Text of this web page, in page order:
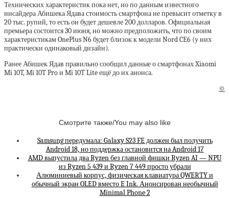
Технических характеристик пока нет, но по данным известного
инсайдера Абишека Ядава стоимость смартфона не превысит отметку в
20 тыс. рупий, то есть он будет дешевле 200 долларов. Официальная
премьера состоится 30 июня, но можно предположить, что по своим
характеристикам OnePlus N6 будет близок к модели Nord CE6 (у них
практически одинаковый дизайн).
Ранее Абишек Ядав правильно сообщил данные о смартфонах Xiaomi
Mi 10T, Mi 10T Pro и Mi 10T Lite ещё до их анонса.
©
Смотрите также/You may also like
Samsung передумала: Galaxy S23 FE должен был получить
Android 18, но поддержка остановится на Android 17
AMD выпустила два Ryzen без главной фишки Ryzen AI — NPU
из Ryzen 5 439 и Ryzen 7 449 просто убрали
Алюминиевый корпус, физическая клавиатура QWERTY и
обычный экран OLED вместо E Ink. Анонсирован необычный
Minimal Phone 2